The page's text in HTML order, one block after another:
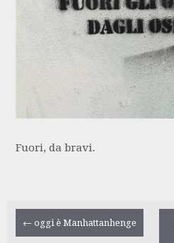
Fuori, da bravi.
Navigazione
← oggi è Manhattanhenge